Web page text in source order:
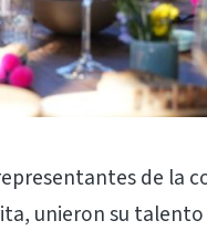
de la
unieron su